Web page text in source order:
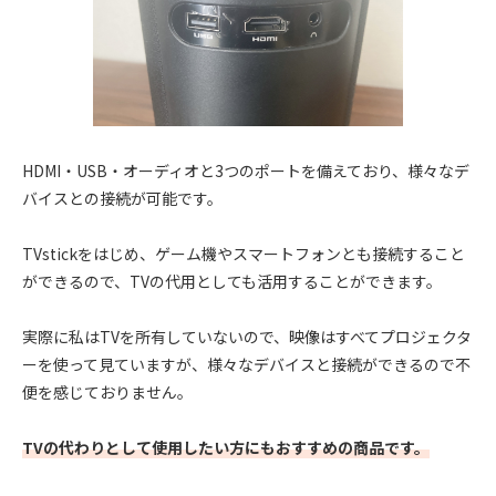
HDMI・USB・オーディオと3つのポートを備えており、様々なデ
バイスとの接続が可能です。
TVstickをはじめ、ゲーム機やスマートフォンとも接続すること
ができるので、TVの代用としても活用することができます。
実際に私はTVを所有していないので、映像はすべてプロジェクタ
ーを使って見ていますが、様々なデバイスと接続ができるので不
便を感じておりません。
TVの代わりとして使用したい方にもおすすめの商品です。